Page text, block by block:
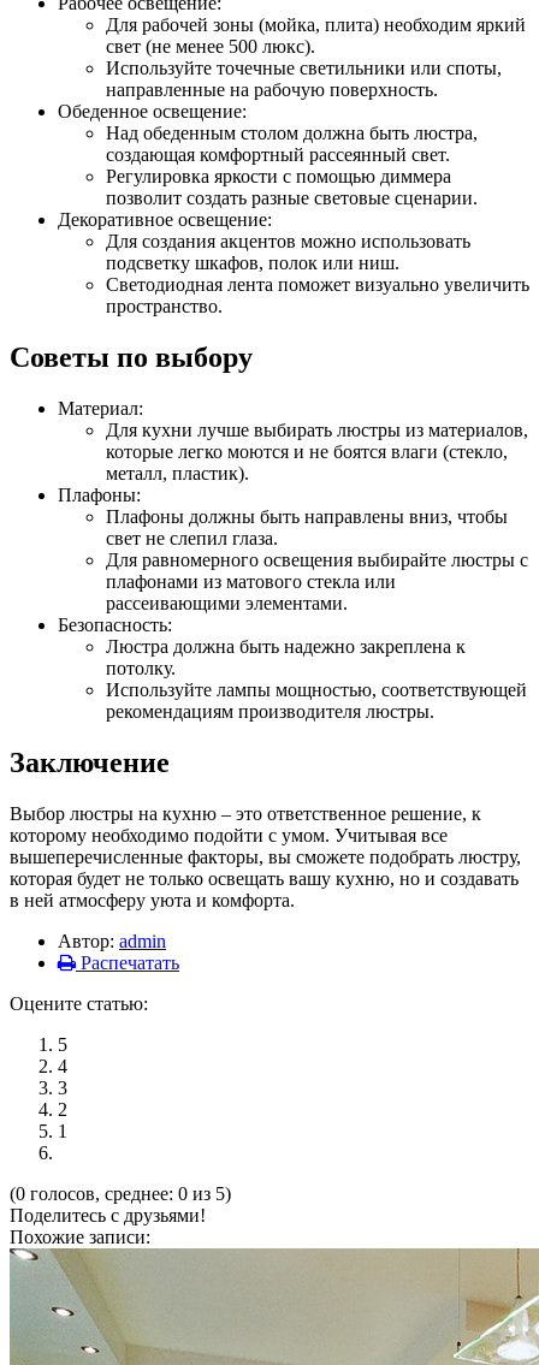
Для рабочей зоны (мойка, плита) необходим яркий
свет (не менее 500 люкс).
Используйте точечные светильники или споты,
направленные на рабочую поверхность.
Обеденное освещение:
Над обеденным столом должна быть люстра,
создающая комфортный рассеянный свет.
Регулировка яркости с помощью диммера
позволит создать разные световые сценарии.
Декоративное освещение:
Для создания акцентов можно использовать
подсветку шкафов, полок или ниш.
Светодиодная лента поможет визуально увеличить
пространство.
Советы по выбору
Материал:
Для кухни лучше выбирать люстры из материалов,
которые легко моются и не боятся влаги (стекло,
металл, пластик).
Плафоны:
Плафоны должны быть направлены вниз, чтобы
свет не слепил глаза.
Для равномерного освещения выбирайте люстры с
плафонами из матового стекла или
рассеивающими элементами.
Безопасность:
Люстра должна быть надежно закреплена к
потолку.
Используйте лампы мощностью, соответствующей
рекомендациям производителя люстры.
Заключение
Выбор люстры на кухню – это ответственное решение, к
которому необходимо подойти с умом. Учитывая все
вышеперечисленные факторы, вы сможете подобрать люстру,
которая будет не только освещать вашу кухню, но и создавать
в ней атмосферу уюта и комфорта.
Автор: admin
Распечатать
Оцените статью:
5
4
3
2
1
(0 голосов, среднее: 0 из 5)
Поделитесь с друзьями!
Похожие записи: